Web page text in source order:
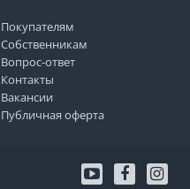
Покупателям
Собственникам
Вопрос-ответ
Контакты
Вакансии
Публичная оферта